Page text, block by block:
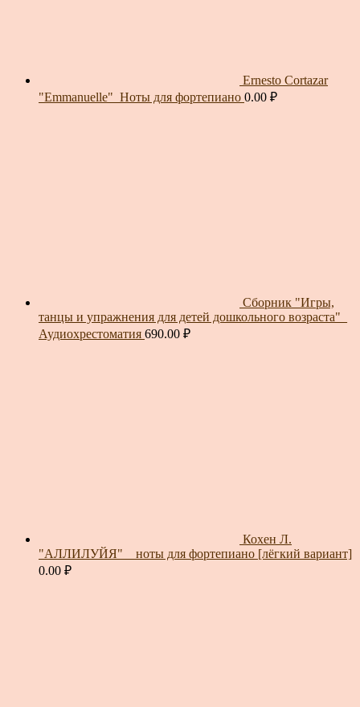
Ernesto Cortazar
"Emmanuelle"_Ноты для фортепиано 0.00 ₽
Сборник "Игры,
танцы и упражнения для детей дошкольного возраста"_
Аудиохрестоматия 690.00 ₽
Кохен Л.
"АЛЛИЛУЙЯ" _ ноты для фортепиано [лёгкий вариант]
0.00 ₽